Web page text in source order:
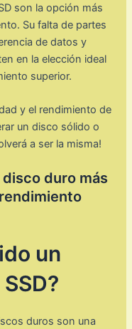
son la opción más
Su falta de partes
de datos y
en la elección ideal
superior.
y el rendimiento de
un disco sólido o
a ser la misma!
duro más
un
duros son una